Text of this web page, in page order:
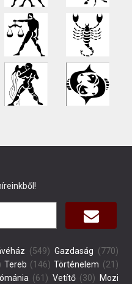
(549) Gazdaság (770)
Tereb (146) Történelem (21)
(61) Vetítő(30)
Mozi